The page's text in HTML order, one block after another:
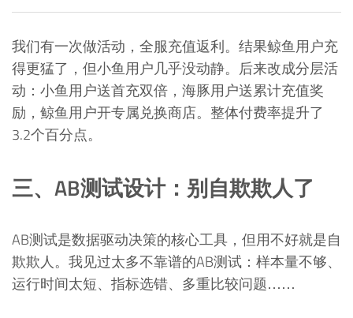
我们有一次做活动，全服充值返利。结果鲸鱼用户充
得更猛了，但小鱼用户几乎没动静。后来改成分层活
动：小鱼用户送首充双倍，海豚用户送累计充值奖
励，鲸鱼用户开专属兑换商店。整体付费率提升了
3.2个百分点。
三、AB测试设计：别自欺欺人了
AB测试是数据驱动决策的核心工具，但用不好就是自
欺欺人。我见过太多不靠谱的AB测试：样本量不够、
运行时间太短、指标选错、多重比较问题……